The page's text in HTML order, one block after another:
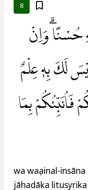
8
حُسْنًا ۗوَاِنْ
لَكَ بِهٖ عِلْمٌ
بِمَا
wa waṣṣainal-
jāhadāka